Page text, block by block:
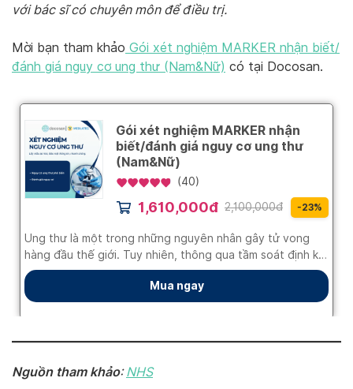
với bác sĩ có chuyên môn để điều trị.
Mời bạn tham khảo Gói xét nghiệm MARKER nhận biết/
đánh giá nguy cơ ung thư (Nam&Nữ) có tại Docosan.
Nguồn tham khảo:NHS